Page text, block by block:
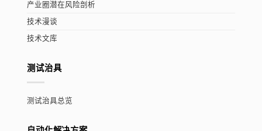
产业圈潜在风险剖析
技术漫谈
技术文库
测试治具
测试治具总览